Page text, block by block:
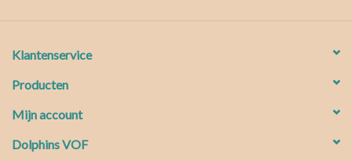
Klantenservice
Producten
Mijn account
Dolphins VOF